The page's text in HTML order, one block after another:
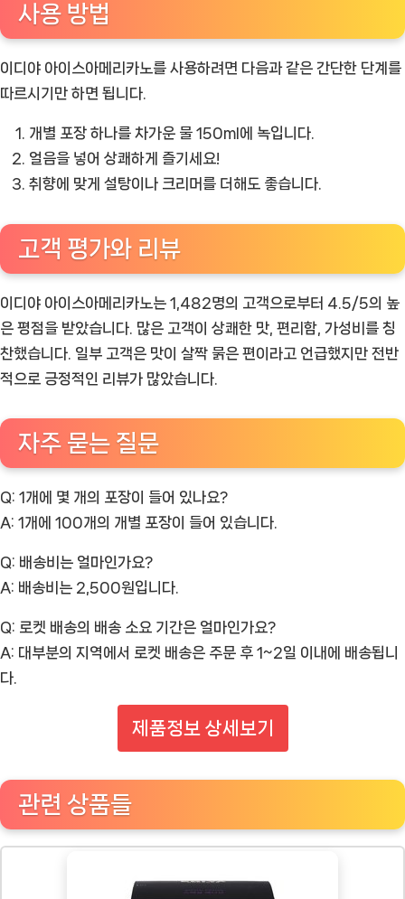
사용 방법
이디야 아이스아메리카노를 사용하려면 다음과 같은 간단한 단계를
따르시기만 하면 됩니다.
개별 포장 하나를 차가운 물 150ml에 녹입니다.
얼음을 넣어 상쾌하게 즐기세요!
취향에 맞게 설탕이나 크리머를 더해도 좋습니다.
고객 평가와 리뷰
이디야 아이스아메리카노는 1,482명의 고객으로부터 4.5/5의 높
은 평점을 받았습니다. 많은 고객이 상쾌한 맛, 편리함, 가성비를 칭
찬했습니다. 일부 고객은 맛이 살짝 묽은 편이라고 언급했지만 전반
적으로 긍정적인 리뷰가 많았습니다.
자주 묻는 질문
Q: 1개에 몇 개의 포장이 들어 있나요?
A: 1개에 100개의 개별 포장이 들어 있습니다.
Q: 배송비는 얼마인가요?
A: 배송비는 2,500원입니다.
Q: 로켓 배송의 배송 소요 기간은 얼마인가요?
A: 대부분의 지역에서 로켓 배송은 주문 후 1~2일 이내에 배송됩니
다.
제품정보 상세보기
관련 상품들